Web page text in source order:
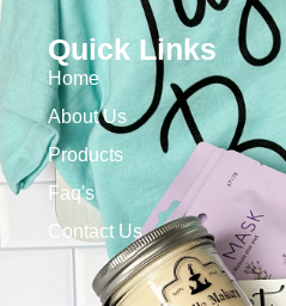
Quick Links
Home
About Us
Products
Faq's
Contact Us